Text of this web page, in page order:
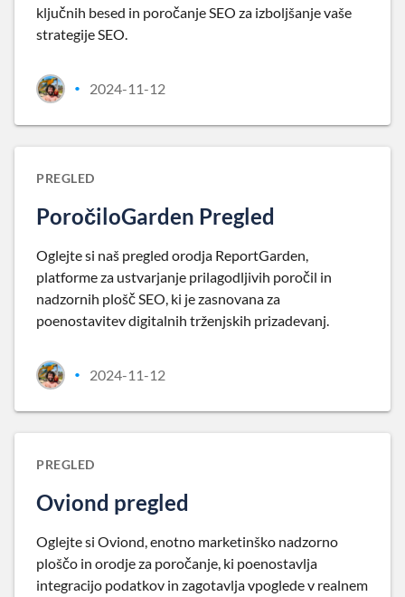
ključnih besed in poročanje SEO za izboljšanje vaše
strategije SEO.
• 2024-11-12
PREGLED
PoročiloGarden Pregled
Oglejte si naš pregled orodja ReportGarden,
platforme za ustvarjanje prilagodljivih poročil in
nadzornih plošč SEO, ki je zasnovana za
poenostavitev digitalnih trženjskih prizadevanj.
• 2024-11-12
PREGLED
Oviond pregled
Oglejte si Oviond, enotno marketinško nadzorno
ploščo in orodje za poročanje, ki poenostavlja
integracijo podatkov in zagotavlja vpoglede v realnem